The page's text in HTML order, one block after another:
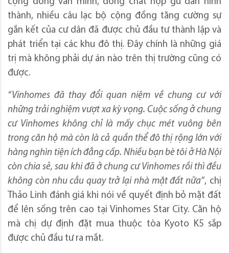
cộng đồng văn minh, đồng chất hợp gu dần hình
thành, nhiều câu lạc bộ cộng đồng tăng cường sự
gắn kết của cư dân đã được chủ đầu tư thành lập và
phát triển tại các khu đô thị. Đây chính là những giá
trị mà không phải dự án nào trên thị trường cũng có
được.
“Vinhomes đã thay đổi quan niệm về chung cư với
những trải nghiệm vượt xa kỳ vọng. Cuộc sống ở chung
cư Vinhomes không chỉ là mấy chục mét vuông bên
trong căn hộ mà còn là cả quần thể đô thị rộng lớn với
hàng nghìn tiện ích đẳng cấp. Nhiều bạn bè tôi ở Hà Nội
còn chia sẻ, sau khi đã ở chung cư Vinhomes rồi thì đều
không còn nhu cầu quay trở lại nhà mặt đất nữa”, chị
Thảo Linh đánh giá khi nói về quyết định bỏ mặt đất
để lên sống trên cao tại Vinhomes Star City. Căn hộ
mà chị dự định đặt mua thuộc tòa Kyoto K5 sắp
được chủ đầu tư ra mắt.